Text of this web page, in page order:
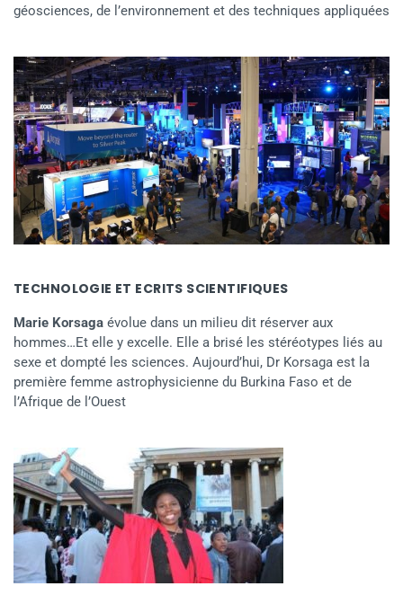
géosciences, de l’environnement et des techniques appliquées
TECHNOLOGIE ET ECRITS SCIENTIFIQUES
Marie Korsaga évolue dans un milieu dit réserver aux
hommes…Et elle y excelle. Elle a brisé les stéréotypes liés au
sexe et dompté les sciences. Aujourd’hui, Dr Korsaga est la
première femme astrophysicienne du Burkina Faso et de
l’Afrique de l’Ouest